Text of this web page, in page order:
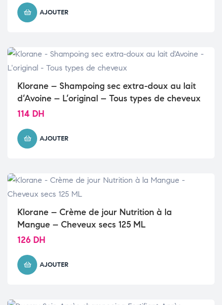
AJOUTER
Klorane – Shampoing sec extra-doux au lait
d’Avoine – L’original – Tous types de cheveux
114 DH
AJOUTER
Klorane – Crème de jour Nutrition à la
Mangue – Cheveux secs 125 ML
126 DH
AJOUTER